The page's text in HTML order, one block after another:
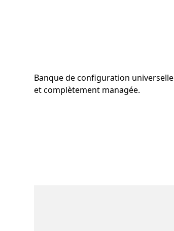
Banque de configuration universelle
et complètement managée.